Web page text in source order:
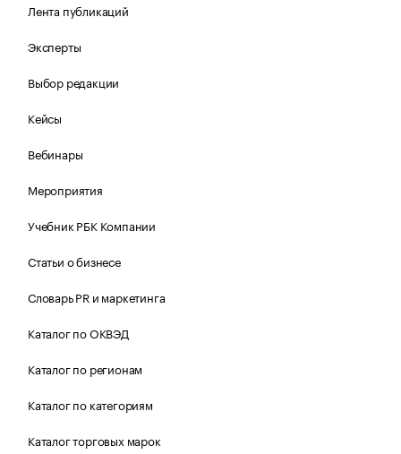
Лента публикаций
Эксперты
Выбор редакции
Кейсы
Вебинары
Мероприятия
Учебник РБК Компании
Статьи о бизнесе
Словарь PR и маркетинга
Каталог по ОКВЭД
Каталог по регионам
Каталог по категориям
Каталог торговых марок